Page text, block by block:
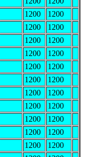
1200
1200
1200
1200
1200
1200
1200
1200
1200
1200
1200
1200
1200
1200
1200
1200
1200
1200
1200
1200
1200
1200